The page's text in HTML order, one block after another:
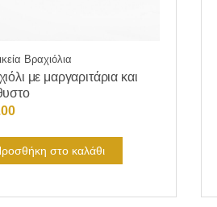
Βραχιόλια
με μαργαριτάρια και
στο καλάθι